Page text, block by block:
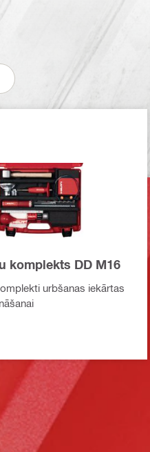
komplekts DD M16
urbšanas iekārtas